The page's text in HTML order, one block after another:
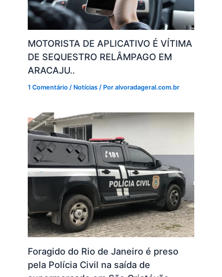
MOTORISTA DE APLICATIVO É VÍTIMA
DE SEQUESTRO RELÂMPAGO EM
ARACAJU..
1 Comentário / Notícias / Poralvoradageral.com.br
Foragido do Rio de Janeiro é preso
pela Polícia Civil na saída de